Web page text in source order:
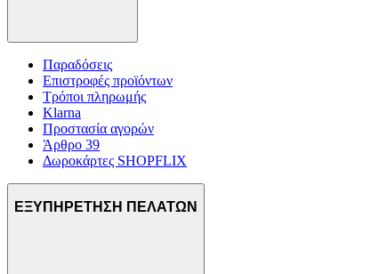
Παραδόσεις
Επιστροφές προϊόντων
Τρόποι πληρωμής
Klarna
Προστασία αγορών
Άρθρο 39
Δωροκάρτες SHOPFLIX
ΕΞΥΠΗΡΕΤΗΣΗ ΠΕΛΑΤΩΝ